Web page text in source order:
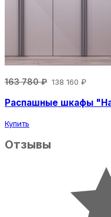
163 780 ₽ 138 160 ₽
Распашные шкафы
Купить
Отзывы